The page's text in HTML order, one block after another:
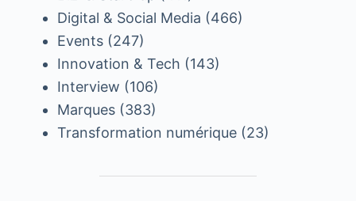
Digital & Social Media (466)
Events(247)
Innovation & Tech (143)
Interview (106)
Marques(383)
Transformation numérique(23)